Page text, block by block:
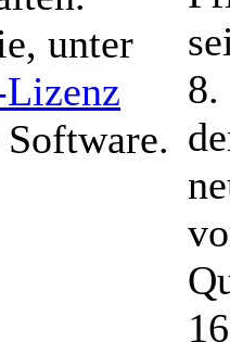
unter
8.